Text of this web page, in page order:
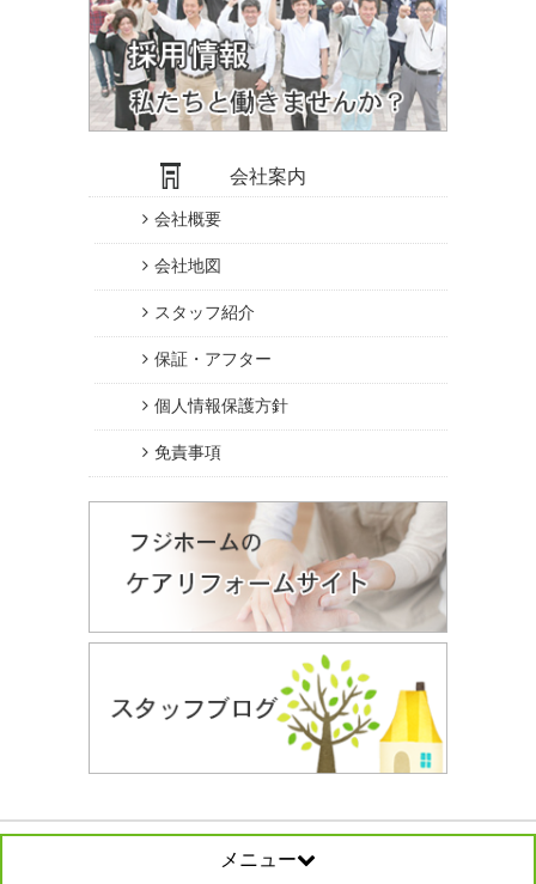
会社案内
会社概要
会社地図
スタッフ紹介
保証・アフター
個人情報保護方針
免責事項
メニュー